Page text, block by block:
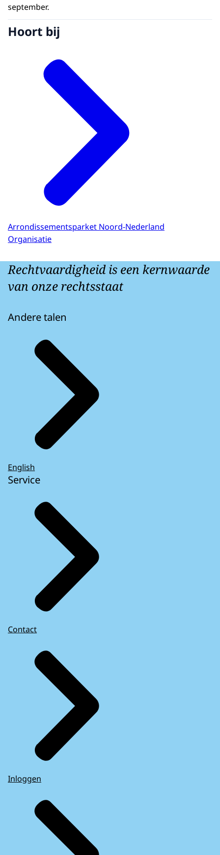
september.
Hoort bij
Arrondissementsparket Noord-Nederland
Organisatie
Rechtvaardigheid is een kernwaarde
van onze rechtsstaat
Andere talen
English
Service
Contact
Inloggen